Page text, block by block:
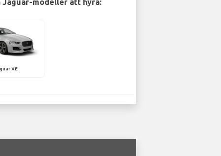
Jaguar-modeller att hyra:
XE